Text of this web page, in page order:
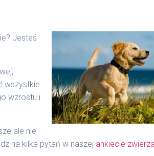
Jesteś
wszystkie
wzrostu i
ale nie
na kilka pytań w naszej ankiecie